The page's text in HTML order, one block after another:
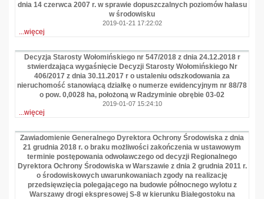
dnia 14 czerwca 2007 r. w sprawie dopuszczalnych poziomów hałasu
w środowisku
2019-01-21 17:22:02
...więcej
Decyzja Starosty Wołomińskiego nr 547/2018 z dnia 24.12.2018 r
stwierdzająca wygaśnięcie Decyzji Starosty Wołomińskiego Nr
406/2017 z dnia 30.11.2017 r o ustaleniu odszkodowania za
nieruchomość stanowiącą działkę o numerze ewidencyjnym nr 88/78
o pow. 0,0028 ha, położoną w Radzyminie obrębie 03-02
2019-01-07 15:24:10
...więcej
Zawiadomienie Generalnego Dyrektora Ochrony Środowiska z dnia
21 grudnia 2018 r. o braku możliwości zakończenia w ustawowym
terminie postępowania odwoławczego od decyzji Regionalnego
Dyrektora Ochrony Środowiska w Warszawie z dnia 2 grudnia 2011 r.
o środowiskowych uwarunkowaniach zgody na realizację
przedsięwzięcia polegającego na budowie północnego wylotu z
Warszawy drogi ekspresowej S-8 w kierunku Białegostoku na